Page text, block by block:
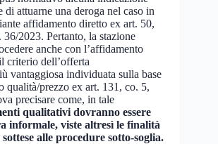
di attuarne una deroga nel caso in
affidamento diretto ex art. 50,
2023. Pertanto, la stazione
anche con l’affidamento
criterio dell’offerta
vantaggiosa individuata sulla base
qualità/prezzo ex art. 131, co. 5,
precisare come, in tale
qualitativi dovranno essere
informale, viste altresì le finalità
alle procedure sotto-soglia.